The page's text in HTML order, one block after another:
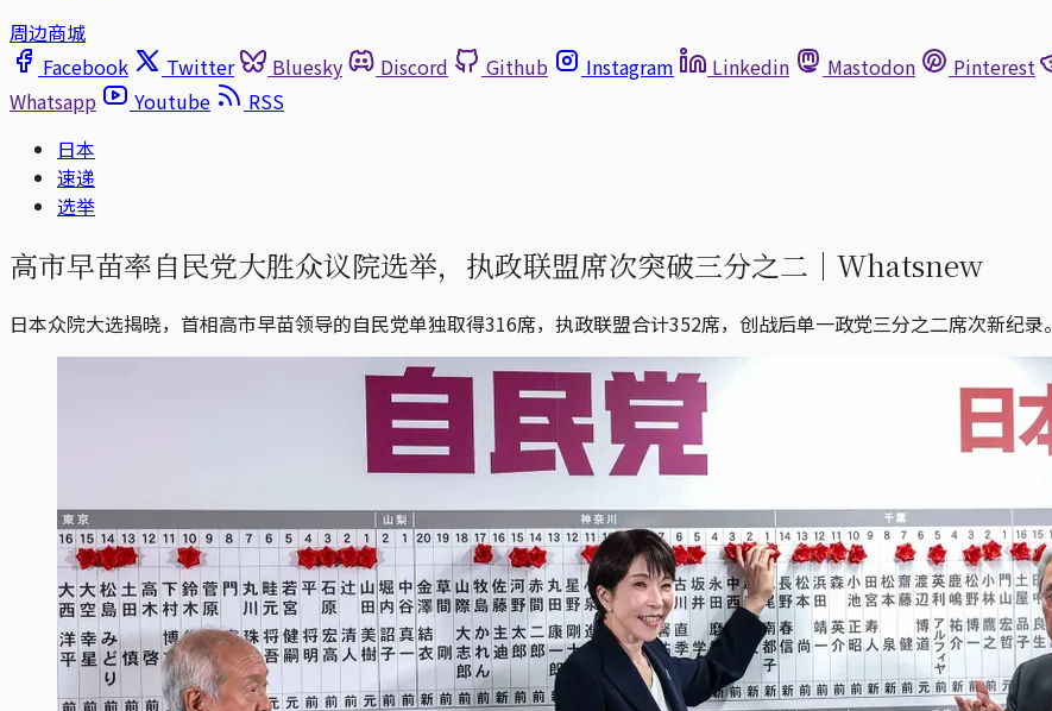
周边商城
Facebook
Twitter Bluesky Discord Github Instagram Linkedin Mastodon Pinterest
Whatsapp
Youtube
RSS
日本
速递
选举
高市早苗率自民党大胜众议院选举，执政联盟席次突破三分之二｜Whatsnew
日本众院大选揭晓，首相高市早苗领导的自民党单独取得316席，执政联盟合计352席，创战后单一政党三分之二席次新纪录。